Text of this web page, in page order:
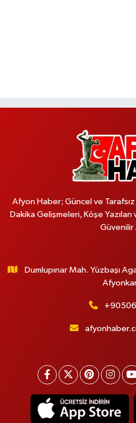
Afyon Haber; Güncel ve
Dakika Gelişmeleri, Köşe
Güvenilir
Dumlupınar Mah. Yüzbaşı